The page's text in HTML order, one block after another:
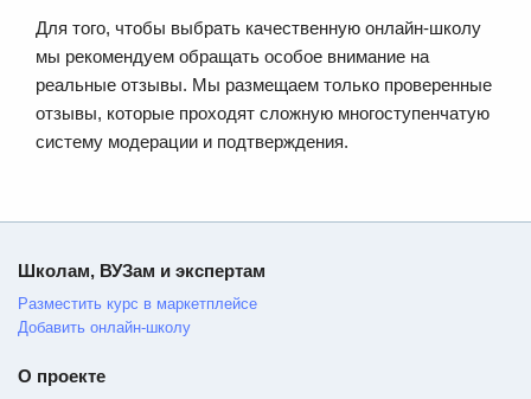
Для того, чтобы выбрать качественную онлайн-школу
мы рекомендуем обращать особое внимание на
реальные отзывы. Мы размещаем только проверенные
отзывы, которые проходят сложную многоступенчатую
систему модерации и подтверждения.
Школам, ВУЗам и экспертам
Разместить курс в маркетплейсе
Добавить онлайн-школу
О проекте